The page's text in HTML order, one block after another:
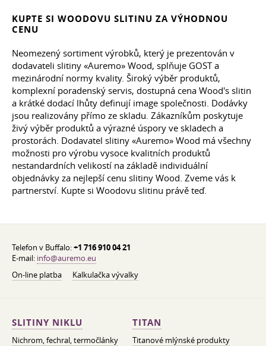
KUPTE SI WOODOVU SLITINU ZA VÝHODNOU
CENU
Neomezený sortiment výrobků, který je prezentován v
dodavateli slitiny «Auremo» Wood, splňuje GOST a
mezinárodní normy kvality. Široký výběr produktů,
komplexní poradenský servis, dostupná cena Wood's slitin
a krátké dodací lhůty definují image společnosti. Dodávky
jsou realizovány přímo ze skladu. Zákazníkům poskytuje
živý výběr produktů a výrazné úspory ve skladech a
prostorách. Dodavatel slitiny «Auremo» Wood má všechny
možnosti pro výrobu vysoce kvalitních produktů
nestandardních velikostí na základě individuální
objednávky za nejlepší cenu slitiny Wood. Zveme vás k
partnerství. Kupte si Woodovu slitinu právě teď.
Telefon v Buffalo:+1 716 910 04 21
E-mail: info@auremo.eu
On-line platba
Kalkulačka vývalky
SLITINY NIKLU
Nichrom, fechral, termočlánky
TITAN
Titanové mlýnské produkty